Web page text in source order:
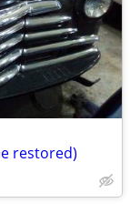
restored)